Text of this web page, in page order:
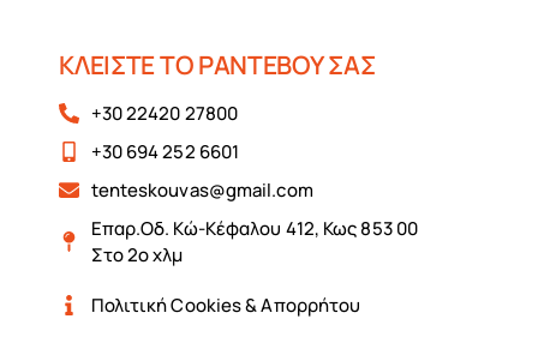
ΚΛΕΙΣΤΕ ΤΟ ΡΑΝΤΕΒΟΥ ΣΑΣ
+30 22420 27800
+30 694 252 6601
tenteskouvas@gmail.com
Επαρ.Οδ. Κώ-Κέφαλου 412, Κως 853 00
Στο 2ο χλμ
Πολιτική Cookies & Απορρήτου